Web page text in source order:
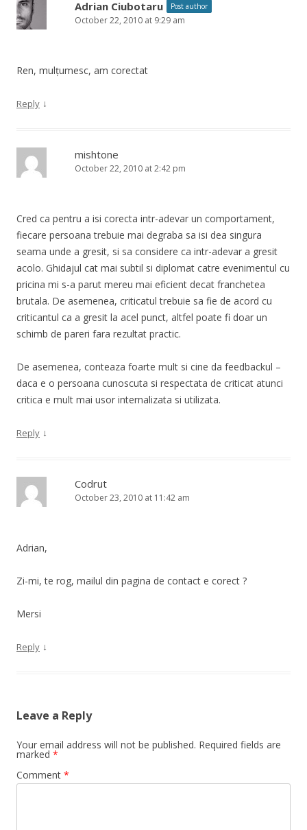
Adrian Ciubotaru Post author
October 22, 2010 at 9:29 am
Ren, mulțumesc, am corectat
Reply ↓
mishtone
October 22, 2010 at 2:42 pm
Cred ca pentru a isi corecta intr-adevar un comportament,
fiecare persoana trebuie mai degraba sa isi dea singura
seama unde a gresit, si sa considere ca intr-adevar a gresit
acolo. Ghidajul cat mai subtil si diplomat catre evenimentul cu
pricina mi s-a parut mereu mai eficient decat franchetea
brutala. De asemenea, criticatul trebuie sa fie de acord cu
criticantul ca a gresit la acel punct, altfel poate fi doar un
schimb de pareri fara rezultat practic.
De asemenea, conteaza foarte mult si cine da feedbackul –
daca e o persoana cunoscuta si respectata de criticat atunci
critica e mult mai usor internalizata si utilizata.
Reply ↓
Codrut
October 23, 2010 at 11:42 am
Adrian,
Zi-mi, te rog, mailul din pagina de contact e corect ?
Mersi
Reply ↓
Leave a Reply
Your email address will not be published. Required fields are
marked *
Comment *